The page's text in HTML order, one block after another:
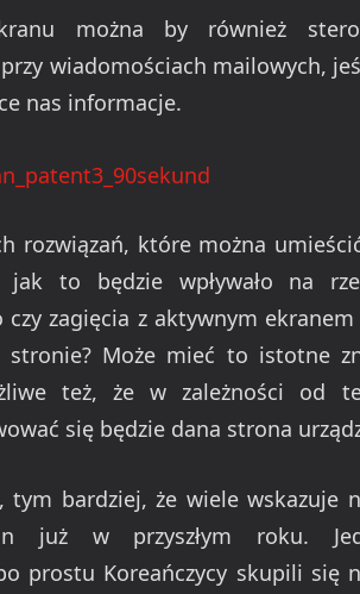
można by również
wiadomościach mailowych,
nas informacje.
rozwiązań, które można
to będzie wpływało na
zagięcia z aktywnym
Może mieć to istotne
też, że w zależności od
się będzie dana strona
bardziej, że wiele wskazuje
już w przyszłym roku.
prostu Koreańczycy skupili się